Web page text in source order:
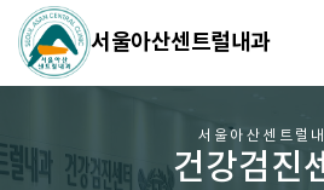
서울아산센트럴내과
서울아산센트럴
건강검진